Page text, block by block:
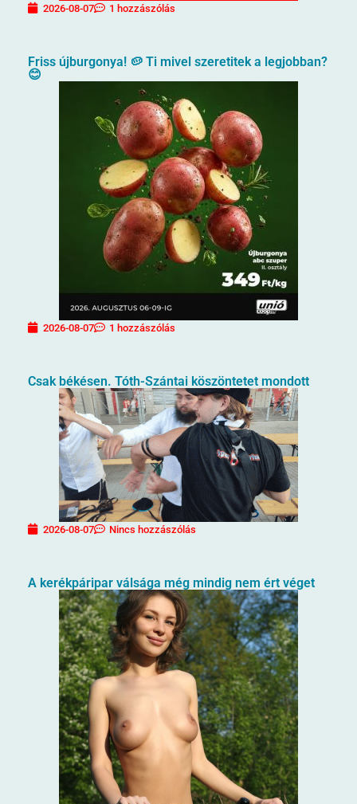
2026-08-07 1 hozzászólás
Friss újburgonya! 🥔 Ti mivel szeretitek a legjobban?
😊
2026-08-07 1 hozzászólás
Csak békésen. Tóth-Szántai köszöntetet mondott
2026-08-07 Nincs hozzászólás
A kerékpáripar válsága még mindig nem ért véget